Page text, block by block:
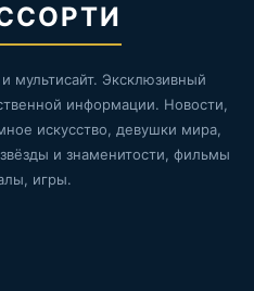
мультисайт. Эксклюзивный
информации. Новости,
искусство, девушки мира,
и знаменитости, фильмы
игры.